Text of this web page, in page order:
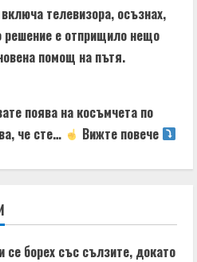
телевизора, осъзнах,
решение е отприщило нещо
помощ на пътя.
поява на косъмчета по
че сте…
Вижте повече
се борех със сълзите, докато